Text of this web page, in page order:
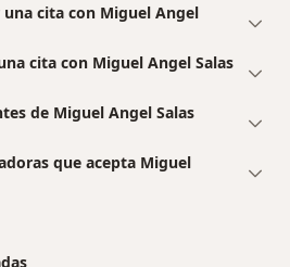
cita con Miguel Angel
cita con Miguel Angel Salas
de Miguel Angel Salas
que acepta Miguel